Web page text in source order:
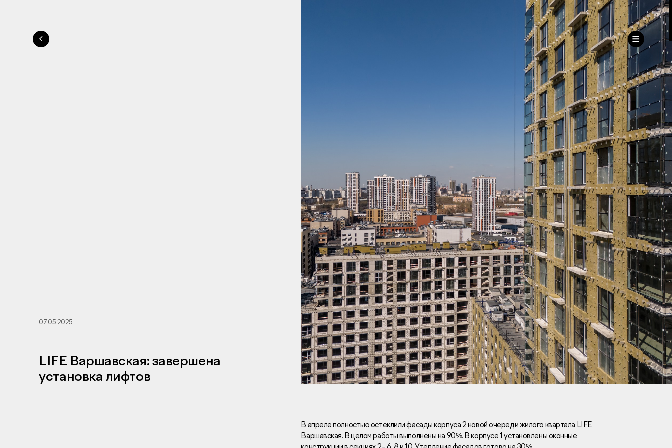
ru eng
Коммерческая недвижимость
О компании
Дирекция
клиентского сервиса
Инвесторам
Вакансии
Брокерам
Новости
Тендеры
Контакты
Раскрытие информации
Правовая информация
Отдел продаж Глaвный oфиc
07.05.2025
LIFE Варшавская: завершена
установка лифтов
В апреле полностью остеклили фасады корпуса 2 новой очереди жилого квартала LIFE
Варшавская. В целом работы выполнены на 90%. В корпусе 1 установлены оконные